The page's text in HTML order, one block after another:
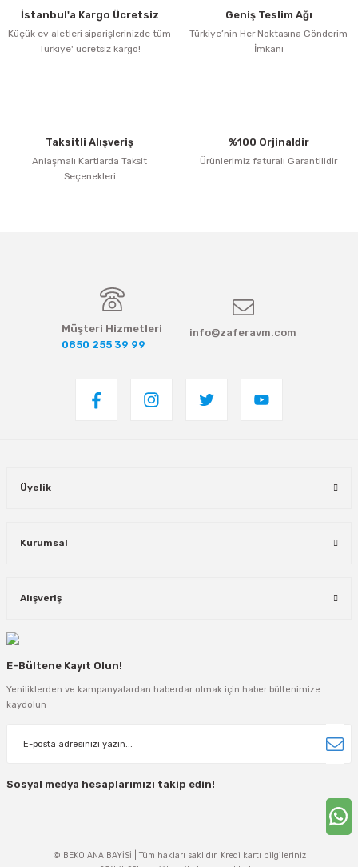
İstanbul'a Kargo Ücretsiz
Küçük ev aletleri siparişlerinizde tüm
Türkiye' ücretsiz kargo!
Geniş Teslim Ağı
Türkiye’nin Her Noktasına Gönderim
İmkanı
Taksitli Alışveriş
Anlaşmalı Kartlarda Taksit
Seçenekleri
%100 Orjinaldir
Ürünlerimiz faturalı Garantilidir
Müşteri Hizmetleri
0850 255 39 99
info@zaferavm.com
Üyelik
Kurumsal
Alışveriş
E-Bültene Kayıt Olun!
Yeniliklerden ve kampanyalardan haberdar olmak için haber bültenimize
kaydolun
Sosyal medya hesaplarımızı takip edin!
© BEKO ANA BAYİSİ | Tüm hakları saklıdır. Kredi kartı bilgileriniz